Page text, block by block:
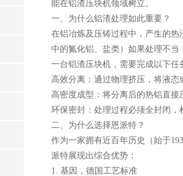
能在铝渣压块机领域树立。
一、为什么铝渣处理如此重要？
在铝冶炼及压铸过程中，产生的
中的氮化铝、盐类）如果处理不当
一台铝渣压块机，需要完成以下任
高效分离：通过物理挤压，将液态
高密度成型：将分离后的热铝直接
环保密封：处理过程必须全封闭，
二、为什么选择恩派特？
作为一家拥有近百年历史（始于
派特展现出综合优势：
1. 基因，德国工艺标准